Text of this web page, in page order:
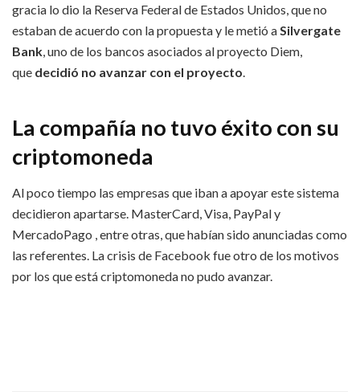
gracia lo dio la Reserva Federal de Estados Unidos, que no
estaban de acuerdo con la propuesta y le metió a Silvergate
Bank , uno de los bancos asociados al proyecto Diem,
que decidió no avanzar con el proyecto
La compañía no tuvo éxito con su
criptomoneda
Al poco tiempo las empresas que iban a apoyar este sistema
decidieron apartarse. MasterCard, Visa, PayPal y
MercadoPago , entre otras, que habían sido anunciadas como
las referentes. La crisis de Facebook fue otro de los motivos
por los que está criptomoneda no pudo avanzar.